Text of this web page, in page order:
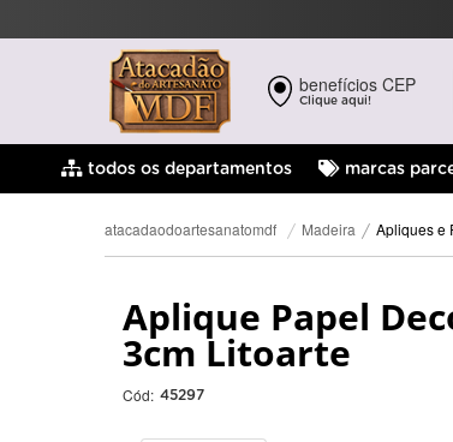
benefícios CEP
Clique aqui!
todos os departamentos marcas
atacadaodoartesanatomdf Madeira Apliques e
Aplique Papel
3cm Litoarte
Cód: 45297